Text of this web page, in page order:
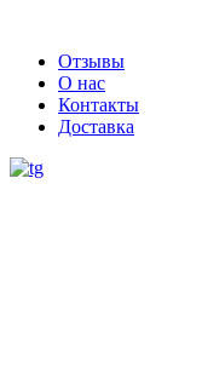
Отзывы
О нас
Контакты
Доставка